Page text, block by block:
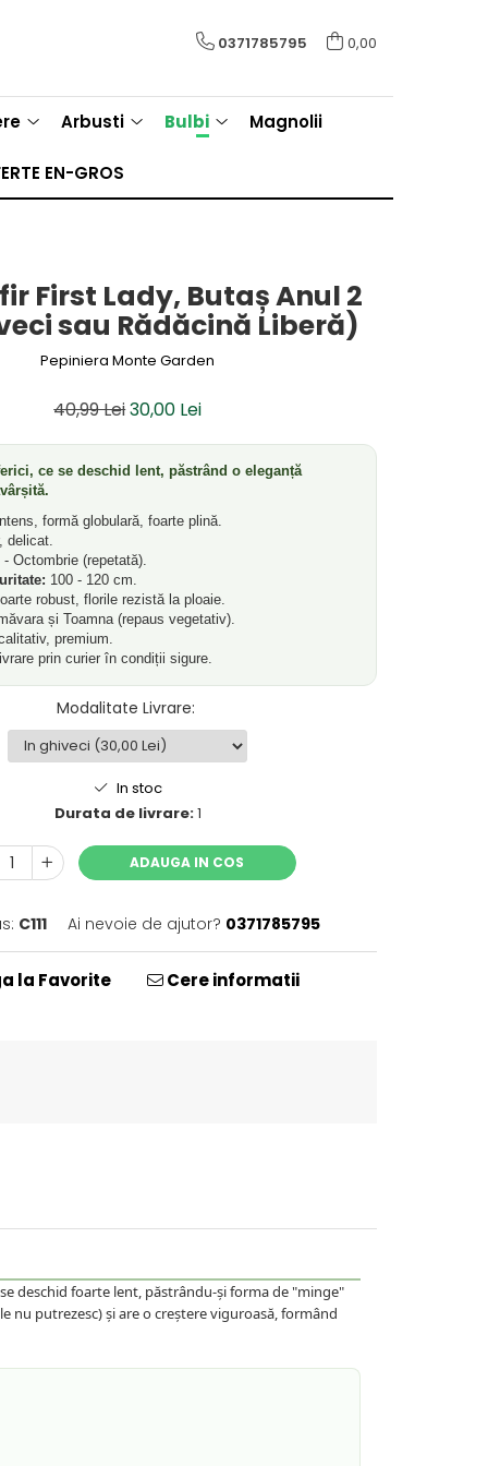
0371785795 0,00
Arbusti Bulbi Magnolii
EN-GROS
First Lady, Butaș Anul 2
sau Rădăcină Liberă)
Pepiniera Monte Garden
40,99 Lei30,00 Lei
ce se deschid lent, păstrând o eleganță
formă globulară, foarte plină.
delicat.
Octombrie (repetată).
100 - 120 cm.
robust, florile rezistă la ploaie.
și Toamna (repaus vegetativ).
premium.
prin curier în condiții sigure.
Modalitate Livrare:
In stoc
Durata de livrare:1
ADAUGA IN COS
C111 Ai nevoie de ajutor? 0371785795
la Favorite Cere informatii
deschid foarte lent, păstrându-și forma de "minge"
nu putrezesc) și are o creștere viguroasă, formând